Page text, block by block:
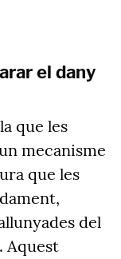
el dany
que les
mecanisme
que les
del
Aquest